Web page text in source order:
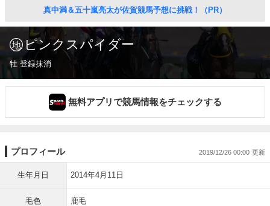
真中満＆五十嵐亮太が佐賀競馬予想に挑戦！（PR）
ピンクスパイダー
牡 登録抹消
無料アプリで競馬情報をチェックする
プロフィール 2019/12/26 00:00
生年月日 2014年4月11日
毛色 鹿毛